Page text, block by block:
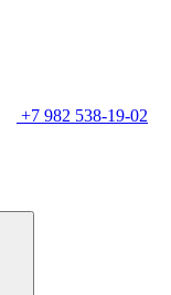
+7 982 538-19-02